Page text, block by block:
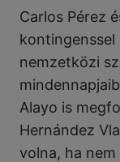
Carlos Pérez
nemzetközi
Alayo is
Hernández
volna, ha